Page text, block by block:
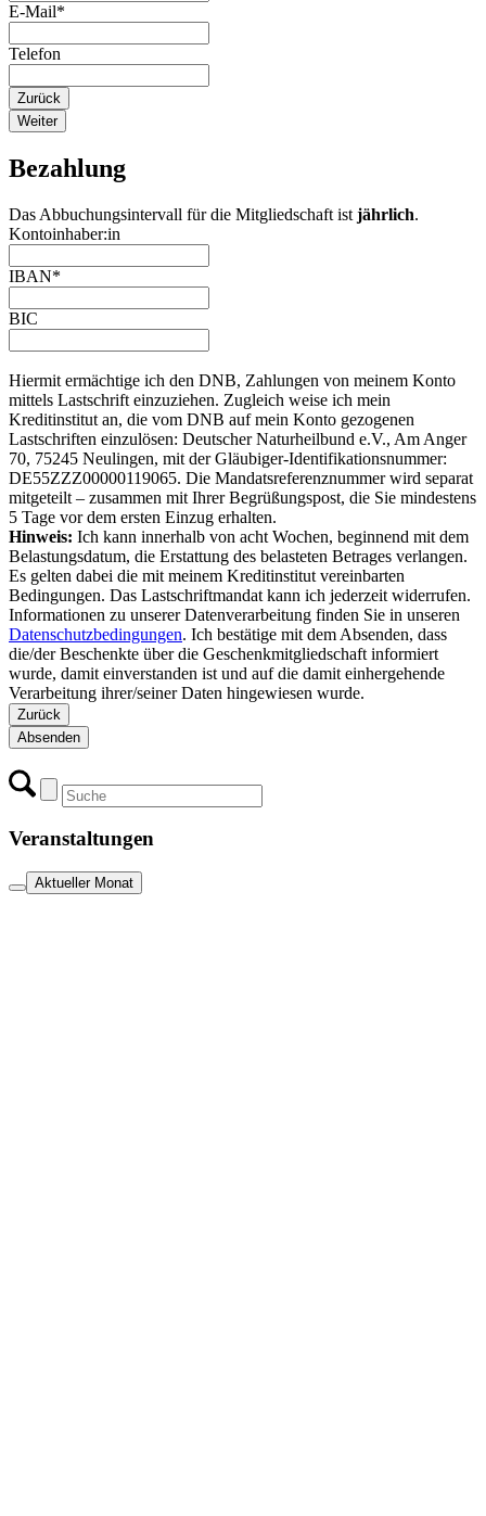
E-Mail*
Telefon
Zurück
Weiter
Bezahlung
Das Abbuchungsintervall für die Mitgliedschaft ist jährlich.
Website
Kontoinhaber:in
IBAN*
BIC
Hiermit ermächtige ich den DNB, Zahlungen von meinem Konto
mittels Lastschrift einzuziehen. Zugleich weise ich mein
Kreditinstitut an, die vom DNB auf mein Konto gezogenen
Lastschriften einzulösen: Deutscher Naturheilbund e.V., Am Anger
70, 75245 Neulingen, mit der Gläubiger-Identifikationsnummer:
DE55ZZZ00000119065. Die Mandatsreferenznummer wird separat
mitgeteilt – zusammen mit Ihrer Begrüßungspost, die Sie mindestens
5 Tage vor dem ersten Einzug erhalten.
Hinweis: Ich kann innerhalb von acht Wochen, beginnend mit dem
Belastungsdatum, die Erstattung des belasteten Betrages verlangen.
Es gelten dabei die mit meinem Kreditinstitut vereinbarten
Bedingungen. Das Lastschriftmandat kann ich jederzeit widerrufen.
Informationen zu unserer Datenverarbeitung finden Sie in unseren
Datenschutzbedingungen. Ich bestätige mit dem Absenden, dass
die/der Beschenkte über die Geschenkmitgliedschaft informiert
wurde, damit einverstanden ist und auf die damit einhergehende
Verarbeitung ihrer/seiner Daten hingewiesen wurde.
Zurück
Absenden
Veranstaltungen
Aktueller Monat